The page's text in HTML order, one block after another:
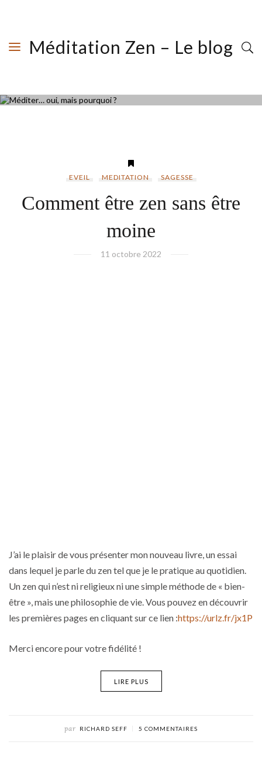
Méditation Zen – Le blog
pourquoi ?
EVEIL MEDITATION SAGESSE
Comment être zen sans être
moine
11 octobre 2022
J’ai le plaisir de vous présenter mon nouveau livre, un essai
dans lequel je parle du zen tel que je le pratique au quotidien.
Un zen qui n’est ni religieux ni une simple méthode de « bien-
être », mais une philosophie de vie. Vous pouvez en découvrir
les premières pages en cliquant sur ce lien :https://urlz.fr/jx1P
Merci encore pour votre fidélité !
LIRE PLUS
par RICHARD SEFF 5 COMMENTAIRES